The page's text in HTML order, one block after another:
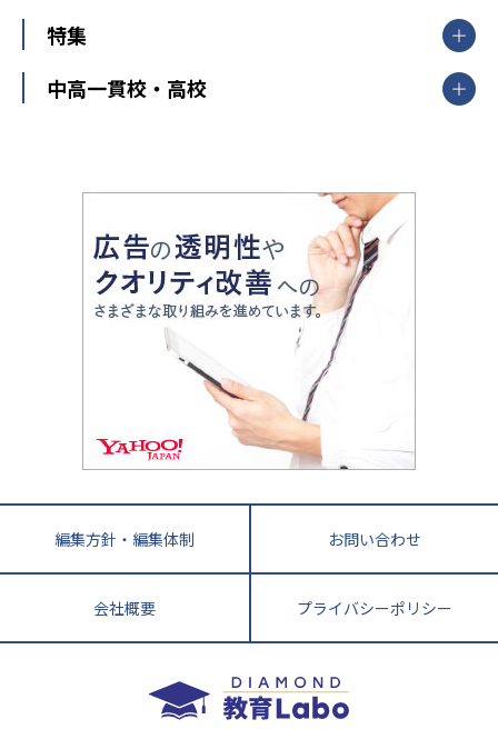
新潟県
中部
愛知県
静岡県
長野県
大阪府
兵庫県 京都府 奈良県
和歌山県
鳥取県
島根県 岡山県 広島県
香川県
高知県
長崎県 熊本県
鹿児島県 沖縄県
個別教室のトライ
武田塾
中学受験
大学受験
教育全般
中学受験に熱心な市区町村ランキング
小学校受験
家庭教師
特集
開成番長直伝！子どもの受験を成功させる方法
運動と遊びを考える
情報Ⅰ、数学が苦手な人注目！最短距離の学力
アップ法
悩み多き「大学受験」相談室
英語・英会話・英検対策
小学校教師が解説！中学受験のリアル
教育ジャーナリストが徹底解説！ 大学受験の羅
中高一貫校・高校
大学入試改革
ママテクエグザム
進化する中高一貫校・高校
編集方針・編集体制 お問い合わせ
会社概要 プライバシーポリシー